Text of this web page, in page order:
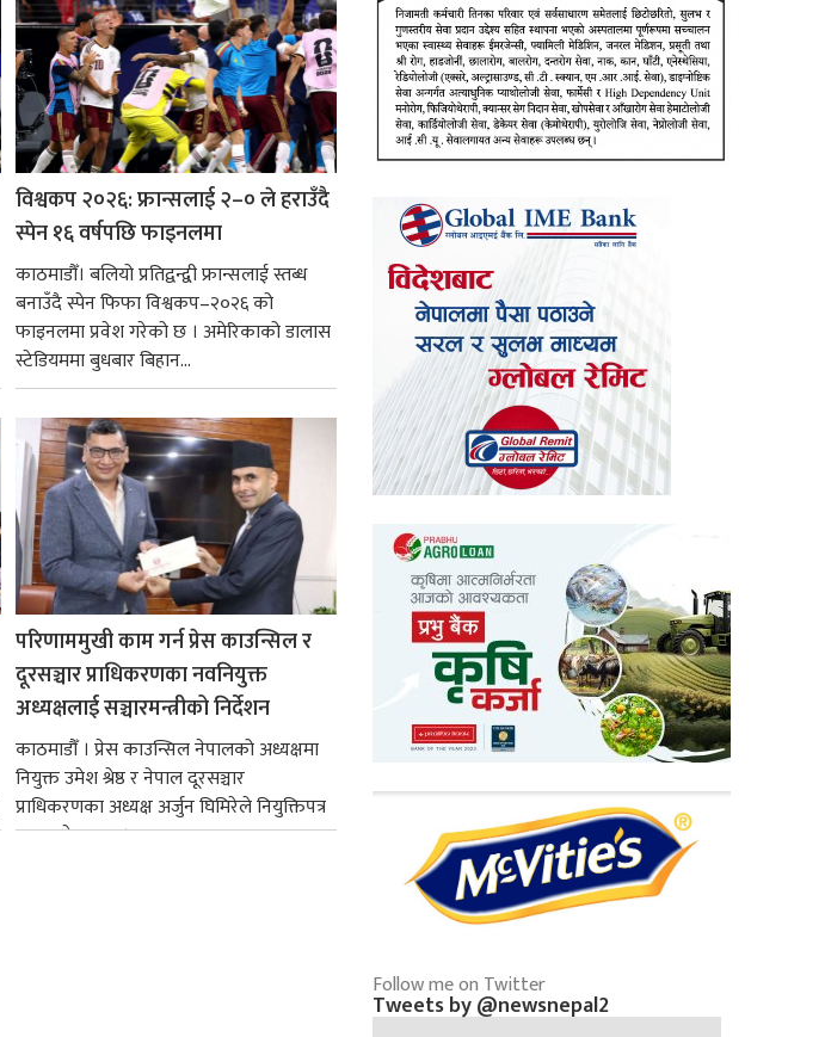
विश्वकप २०२६: फ्रान्सलाई २–० ले हराउँदै
स्पेन १६ वर्षपछि फाइनलमा
काठमाडौँ। बलियो प्रतिद्वन्द्वी फ्रान्सलाई स्तब्ध
बनाउँदै स्पेन फिफा विश्वकप–२०२६ को
फाइनलमा प्रवेश गरेको छ । अमेरिकाको डालास
स्टेडियममा बुधबार बिहान...
परिणाममुखी काम गर्न प्रेस काउन्सिल र
दूरसञ्चार प्राधिकरणका नवनियुक्त
अध्यक्षलाई सञ्चारमन्त्रीको निर्देशन
काठमाडौँ । प्रेस काउन्सिल नेपालको अध्यक्षमा
नियुक्त उमेश श्रेष्ठ र नेपाल दूरसञ्चार
प्राधिकरणका अध्यक्ष अर्जुन घिमिरेले नियुक्तिपत्र
ग्रहण गरेका छन्।...
Follow me on Twitter
Tweets by @newsnepal2